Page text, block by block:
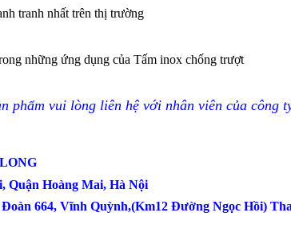
tranh nhất trên thị trường
những ứng dụng của Tấm inox chống trượt
phẩm vui lòng liên hệ với nhân viên của công
Quận Hoàng Mai, Hà Nội
664, Vĩnh Quỳnh,(Km12 Đường Ngọc Hồi)